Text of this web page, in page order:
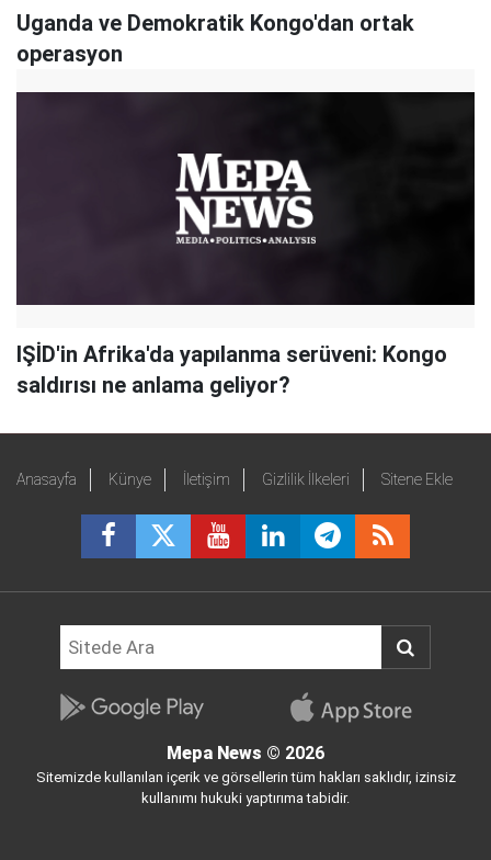
Uganda ve Demokratik Kongo'dan ortak
operasyon
IŞİD'in Afrika'da yapılanma serüveni: Kongo
saldırısı ne anlama geliyor?
Anasayfa Künye İletişim Gizlilik İlkeleri Sitene Ekle
Mepa News © 2026
Sitemizde kullanılan içerik ve görsellerin tüm hakları saklıdır, izinsiz
kullanımı hukuki yaptırıma tabidir.